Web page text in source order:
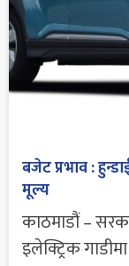
बजेट प्रभाव :
मूल्य
काठमाडौं –
इलेक्ट्रिक